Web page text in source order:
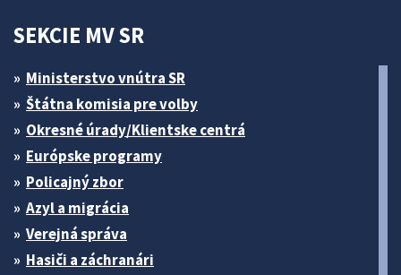
SEKCIE MV SR
Ministerstvo vnútra SR
Štátna komisia pre volby
Okresné úrady/Klientske centrá
Európske programy
Policajný zbor
Azyl a migrácia
Verejná správa
Hasiči a záchranári